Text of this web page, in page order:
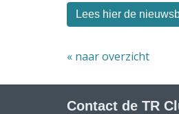
Lees hier de
« naar overzicht
Contact de TR